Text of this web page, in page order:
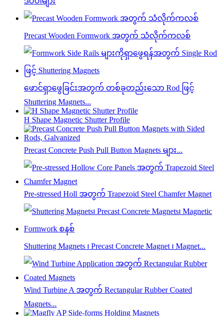
Precast Wooden Formwork အတွက် သံလိုက်ကလစ်
ဖောင်ရှာဖွေခြင်းအတွက် တစ်ခုတည်းသော Rod ဖြင့်
Shuttering Magnets...
H Shape Magnetic Shutter Profile
Precast Concrete Push Pull Button Magnets များ...
Pre-stressed Holl အတွက် Trapezoid Steel Chamfer Magnet
Shuttering Magnets ၊ Precast Concrete Magnet ၊ Magnet...
Wind Turbine A အတွက် Rectangular Rubber Coated
Magnets...